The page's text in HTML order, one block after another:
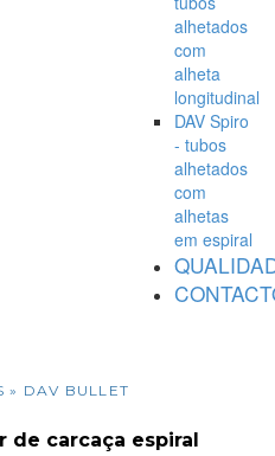
alhetados
com
alheta
longitudinal
DAV Spiro
- tubos
alhetados
com
alhetas
em espiral
» DAV BULLET
de carcaça espiral